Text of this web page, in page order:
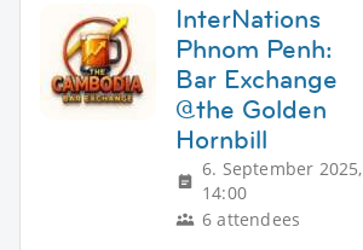
InterNations
Phnom Penh:
Bar Exchange
@the Golden
Hornbill
6. September 2025,
14:00
6 attendees